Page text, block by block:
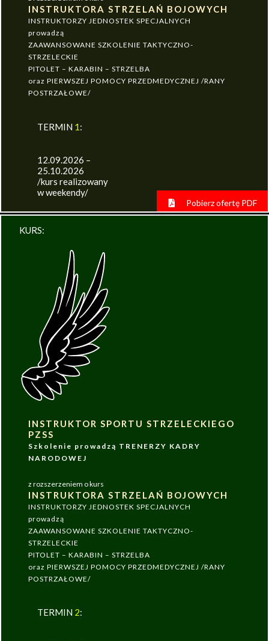
INSTRUKTORA STRZELAŃ BOJOWYCH
INSTRUKTORZY JEDNOSTEK SPECJALNYCH
prowadzą
ZAAWANSOWANE SZKOLENIE TAKTYCZNO-
STRZELECKIE
PITOLET – KARABIN – STRZELBA
oraz PIERWSZEJ POMOCY PRZEDMEDYCZNEJ /RANY
POSTRZAŁOWE/
TERMIN 1:
12.09.2026 –
25.10.2026
/kurs realizowany
w weekendy/
Pobierz ofertę PDF
KURS:
INSTRUKTOR SPORTU STRZELECKIEGO
PZSS
Szkolenie prowadzą TRENERZY KADRY
NARODOWEJ
z rozszerzeniem o kurs
INSTRUKTORA STRZELAŃ BOJOWYCH
INSTRUKTORZY JEDNOSTEK SPECJALNYCH
prowadzą
ZAAWANSOWANE SZKOLENIE TAKTYCZNO-
STRZELECKIE
PITOLET – KARABIN – STRZELBA
oraz PIERWSZEJ POMOCY PRZEDMEDYCZNEJ /RANY
POSTRZAŁOWE/
TERMIN 2: